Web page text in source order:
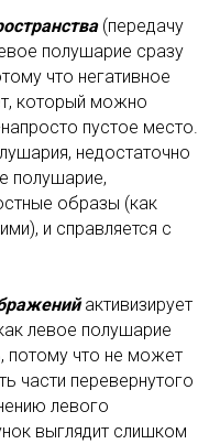
(передачу
полушарие сразу
что негативное
который можно
пустое место.
недостаточно
полушарие,
образы (как
и справляется с
активизирует
левое полушарие
потому что не может
части перевернутого
левого
выглядит слишком